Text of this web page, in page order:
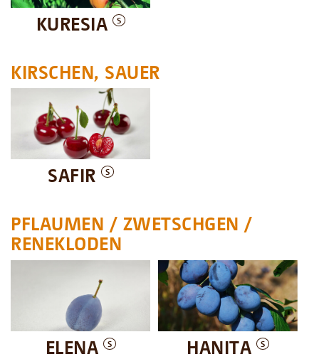
KURESIA S
KIRSCHEN, SAUER
SAFIR S
PFLAUMEN / ZWETSCHGEN /
RENEKLODEN
ELENA S HANITA S